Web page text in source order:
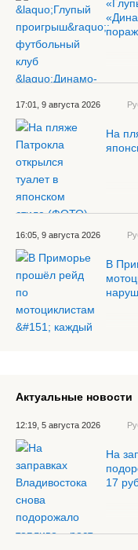
17:01, 9 августа 2026
На
16:05, 9 августа 2026
В
Актуальные новости
12:19, 5 августа 2026
На
17